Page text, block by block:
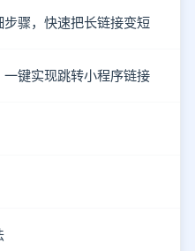
骤，快速把长链接变短
键实现跳转小程序链接